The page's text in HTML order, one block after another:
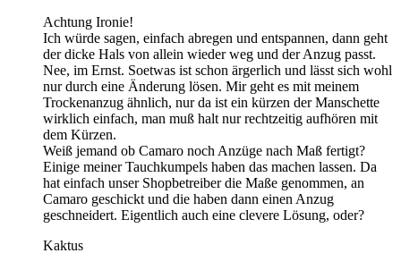
Achtung Ironie!
Ich würde sagen, einfach abregen und entspannen, dann geht
der dicke Hals von allein wieder weg und der Anzug passt.
Nee, im Ernst. Soetwas ist schon ärgerlich und lässt sich wohl
nur durch eine Änderung lösen. Mir geht es mit meinem
Trockenanzug ähnlich, nur da ist ein kürzen der Manschette
wirklich einfach, man muß halt nur rechtzeitig aufhören mit
dem Kürzen.
Weiß jemand ob Camaro noch Anzüge nach Maß fertigt?
Einige meiner Tauchkumpels haben das machen lassen. Da
hat einfach unser Shopbetreiber die Maße genommen, an
Camaro geschickt und die haben dann einen Anzug
geschneidert. Eigentlich auch eine clevere Lösung, oder?
Kaktus